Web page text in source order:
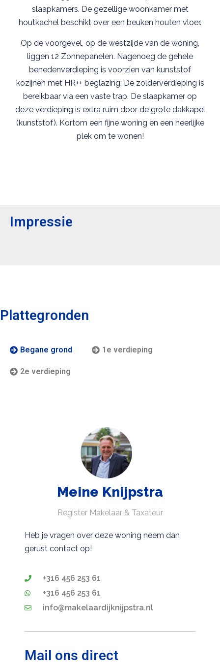
slaapkamers. De gezellige woonkamer met
houtkachel beschikt over een beuken houten vloer.
Op de voorgevel, op de westzijde van de woning,
liggen 12 Zonnepanelen. Nagenoeg de gehele
benedenverdieping is voorzien van kunststof
kozijnen met HR++ beglazing. De zolderverdieping is
bereikbaar via een vaste trap. De slaapkamer op
deze verdieping is extra ruim door de grote dakkapel
(kunststof). Kortom een fijne woning en een heerlijke
plek om te wonen!
Impressie
Plattegronden
Begane grond 1e verdieping
2e verdieping
Meine Knijpstra
Register Makelaar & Taxateur
Heb je vragen over deze woning neem dan
gerust contact op!
+316 456 253 61
+316 456 253 61
info@makelaardijknijpstra.nl
Mail ons direct